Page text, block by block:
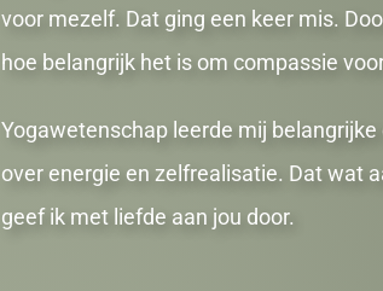
voor mezelf. Dat ging een keer mis.
hoe belangrijk het is om compassie
Yogawetenschap leerde mij
over energie en zelfrealisatie. Dat wat
geef ik met liefde aan jou door.